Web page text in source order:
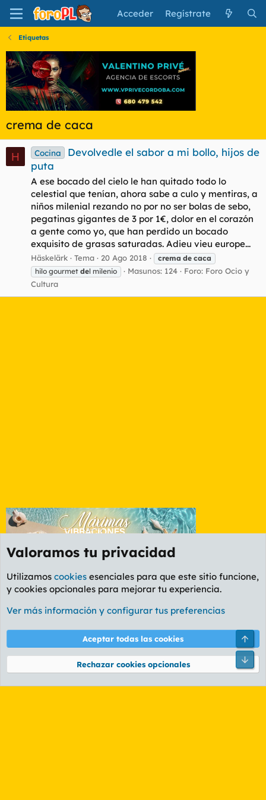
Acceder Regístrate
Etiquetas
crema de caca
H Cocina
Devolvedle el sabor a mi bollo, hijos de
puta
A ese bocado del cielo le han quitado todo lo
celestial que tenían, ahora sabe a culo y mentiras, a
niños milenial rezando no por no ser bolas de sebo,
pegatinas gigantes de 3 por 1€, dolor en el corazón
a gente como yo, que han perdido un bocado
exquisito de grasas saturadas. Adieu vieu europe...
Häskelärk Tema 20 Ago 2018 crema de caca
hilo gourmet del milenio Masunos: 124 Foro: Foro Ocio y
Cultura
Etiquetas
Cookies
PL OLDSTYLE AMARILLO
Términos y reglas Política de privacidad Ayuda
Community platform by XenForo® © 2010-2026 XenForo Ltd.
Valoramos tu privacidad
Utilizamos cookies esenciales para que este sitio funcione,
y cookies opcionales para mejorar tu experiencia.
Ver más información y configurar tus preferencias
Aceptar todas las cookies
Rechazar cookies opcionales
Pie